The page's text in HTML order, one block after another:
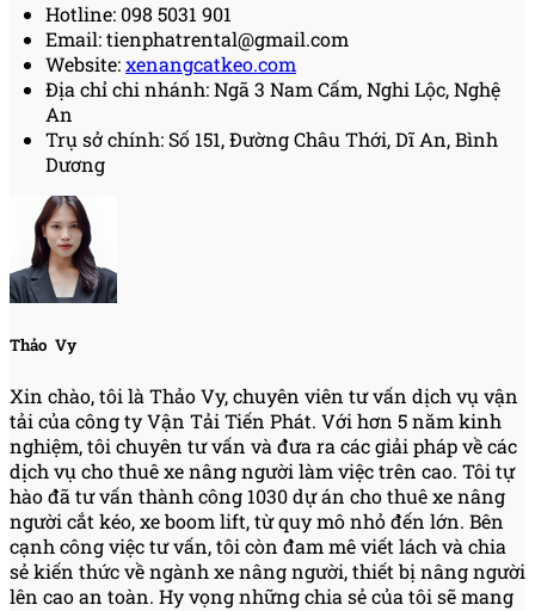
Hotline: 098 5031 901
Email: tienphatrental@gmail.com
Website:xenangcatkeo.com
Địa chỉ chi nhánh: Ngã 3 Nam Cấm, Nghi Lộc, Nghệ
An
Trụ sở chính: Số 151, Đường Châu Thới, Dĩ An, Bình
Dương
Thảo Vy
Xin chào, tôi là Thảo Vy, chuyên viên tư vấn dịch vụ vận
tải của công ty Vận Tải Tiến Phát. Với hơn 5 năm kinh
nghiệm, tôi chuyên tư vấn và đưa ra các giải pháp về các
dịch vụ cho thuê xe nâng người làm việc trên cao. Tôi tự
hào đã tư vấn thành công 1030 dự án cho thuê xe nâng
người cắt kéo, xe boom lift, từ quy mô nhỏ đến lớn. Bên
cạnh công việc tư vấn, tôi còn đam mê viết lách và chia
sẻ kiến thức về ngành xe nâng người, thiết bị nâng người
lên cao an toàn. Hy vọng những chia sẻ của tôi sẽ mang